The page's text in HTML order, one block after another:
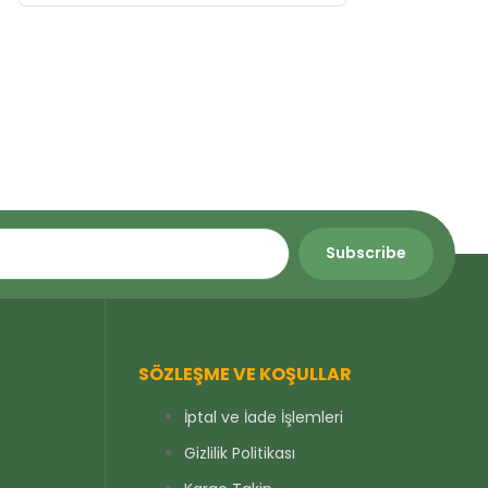
SÖZLEŞME VE KOŞULLAR
İptal ve İade İşlemleri
Gizlilik Politikası